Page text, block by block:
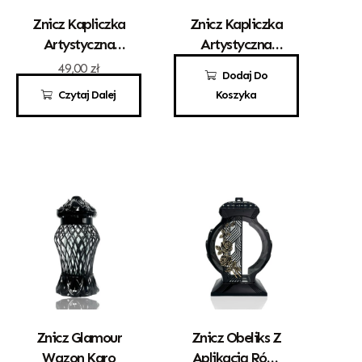
Czytaj Dalej
Znicz Kapliczka
Artystyczna
„Gracja” Mała
Różyczką
49,00 zł
Dodaj Do
Koszyka
Znicz Kapliczka
Artystyczna
Sercem Złoto
80,00 zł
Znicz Glamour
Wazon Karo
Znicz Obeliks Z
Aplikacją Róży